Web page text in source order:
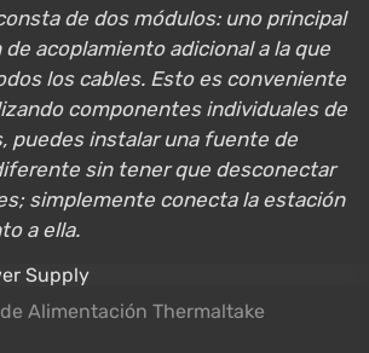
de dos módulos: uno principal
acoplamiento adicional a la que
los cables. Esto es conveniente
componentes individuales de
puedes instalar una fuente de
sin tener que desconectar
simplemente conecta la estación
a ella.
Alimentación Thermaltake